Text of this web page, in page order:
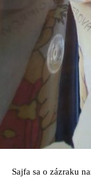
Sajfa sa o zázraku